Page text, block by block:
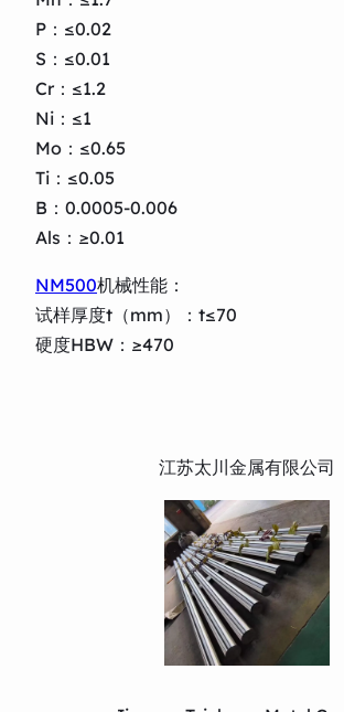
P：≤0.02
S：≤0.01
Cr：≤1.2
Ni：≤1
Mo：≤0.65
Ti：≤0.05
B：0.0005-0.006
Als：≥0.01
NM500机械性能：
试样厚度t（mm）：t≤70
硬度HBW：≥470
江苏太川金属有限公司